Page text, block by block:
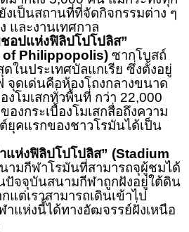
เป็นสถานที่ที่จัดกิจกรรมต่าง ๆ
และงานเทศกาล
อปแห่งฟิลิปโปโปลิส”
Philippopolis) ซากโบสถ์
ในประเทศบัลแกเรีย ซึ่งตั้งอยู่
จุดเด่นคือห้องโถงกลางขนาด
โมเสกทั่วพื้นที่ กว่า 22,000
งกระเบื้องโมเสกสื่อถึงความ
ยุคแรกของชาวโรมันได้เป็น
แห่งฟิลิปโปโปลิส” (Stadium
ามกีฬาโรมันที่สามารถจุผู้ชมได้
ปัจจุบันสนามกีฬาถูกฝังอยู่ใต้ดิน
ต่เราสามารถเดินเข้าไป
าแห่งนี้้ได้ทางอัฒจรรย์ฝั่งเหนือ